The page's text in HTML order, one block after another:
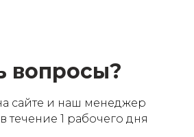
вопросы?
сайте и наш менеджер
течение 1 рабочего дня